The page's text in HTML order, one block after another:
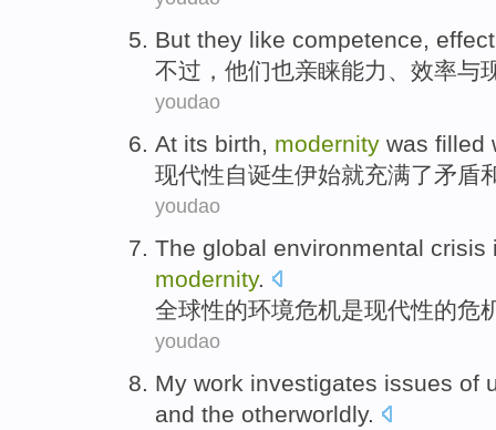
But they like competence,
不过 ， 他们也亲睐能力 、 效率与
youdao
At its birth, modernity was filled
现代性自诞生伊始就充满了矛盾
youdao
The global environmental crisis
modernity.
全球性的环境危机是现代性的危
youdao
My work investigates issues of
and the otherworldly.